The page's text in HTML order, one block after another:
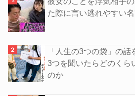
た際に言い逃れやすい
「人生の3つの袋」の
3つを聞いたらどのくら
のか